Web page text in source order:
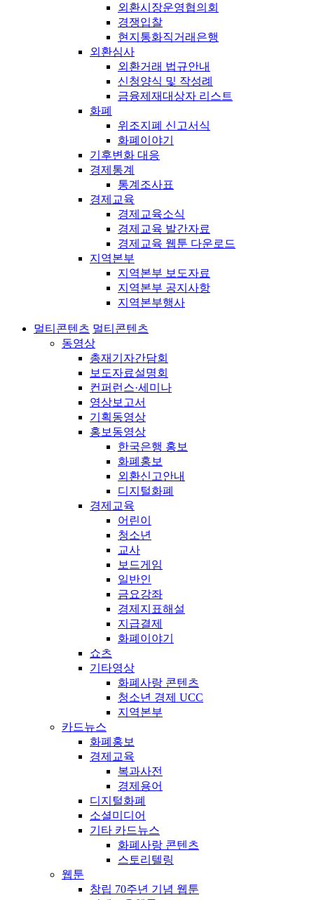
외환시장운영협의회
경쟁입찰
현지통화직거래은행
외환심사
외환거래 법규안내
신청양식 및 작성례
금융제재대상자 리스트
화폐
위조지폐 신고서식
화폐이야기
기후변화 대응
경제통계
통계조사표
경제교육
경제교육소식
경제교육 발간자료
경제교육 웹툰 다운로드
지역본부
지역본부 보도자료
지역본부 공지사항
지역본부행사
멀티콘텐츠 멀티콘텐츠
동영상
총재기자간담회
보도자료설명회
컨퍼런스·세미나
영상보고서
기획동영상
홍보동영상
한국은행 홍보
화폐홍보
외환신고안내
디지털화폐
경제교육
어린이
청소년
교사
보드게임
일반인
금요강좌
경제지표해설
지급결제
화폐이야기
쇼츠
기타영상
화폐사랑 콘텐츠
청소년 경제 UCC
지역본부
카드뉴스
화폐홍보
경제교육
복과사전
경제용어
디지털화폐
소셜미디어
기타 카드뉴스
화폐사랑 콘텐츠
스토리텔링
웹툰
창립 70주년 기념 웹툰